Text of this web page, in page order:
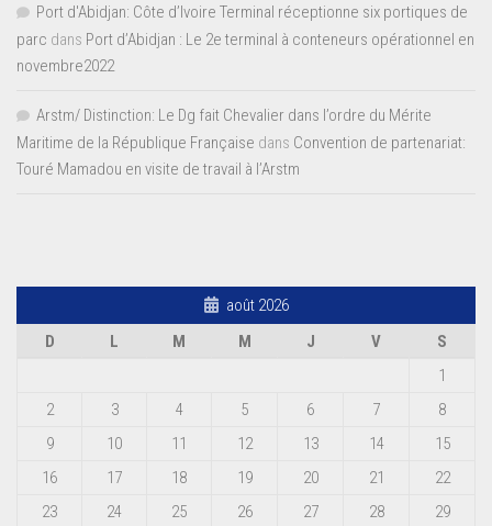
Port d'Abidjan: Côte d’Ivoire Terminal réceptionne six portiques de
parc dans Port d’Abidjan : Le 2e terminal à conteneurs opérationnel en
novembre2022
Arstm/ Distinction: Le Dg fait Chevalier dans l’ordre du Mérite
Maritime de la République Française dans Convention de partenariat:
Touré Mamadou en visite de travail à l’Arstm
août 2026
D
L M M J V
S
1
2
3 4 5 6 7
8
9
10 11 12 13 14
15
16
17 18 19 20 21
22
23
24 25 26 27 28
29